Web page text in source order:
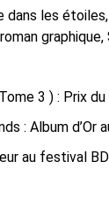
dans les
3 ) : Prix
: Album d’Or
au festival